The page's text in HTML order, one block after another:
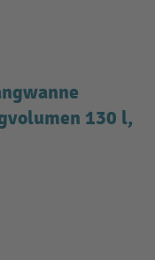
130 l,